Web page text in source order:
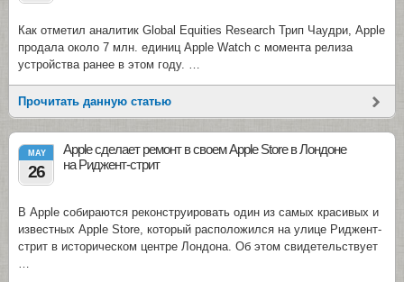
Как отметил аналитик Global Equities Research Трип Чаудри, Apple
продала около 7 млн. единиц Apple Watch с момента релиза
устройства ранее в этом году. …
Прочитать данную статью
MAY
26
Apple сделает ремонт в своем Apple Store в Лондоне
на Риджент-стрит
В Apple собираются реконструировать один из самых красивых и
известных Apple Store, который расположился на улице Риджент-
стрит в историческом центре Лондона. Об этом свидетельствует
…